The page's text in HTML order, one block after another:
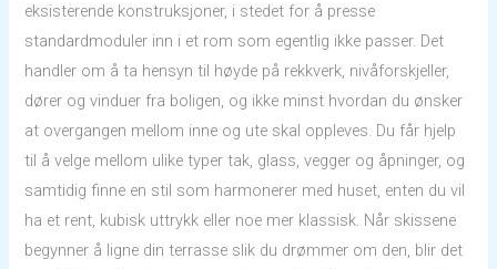
eksisterende konstruksjoner, i stedet for å presse
standardmoduler inn i et rom som egentlig ikke passer. Det
handler om å ta hensyn til høyde på rekkverk, nivåforskjeller,
dører og vinduer fra boligen, og ikke minst hvordan du ønsker
at overgangen mellom inne og ute skal oppleves. Du får hjelp
til å velge mellom ulike typer tak, glass, vegger og åpninger, og
samtidig finne en stil som harmonerer med huset, enten du vil
ha et rent, kubisk uttrykk eller noe mer klassisk. Når skissene
begynner å ligne din terrasse slik du drømmer om den, blir det